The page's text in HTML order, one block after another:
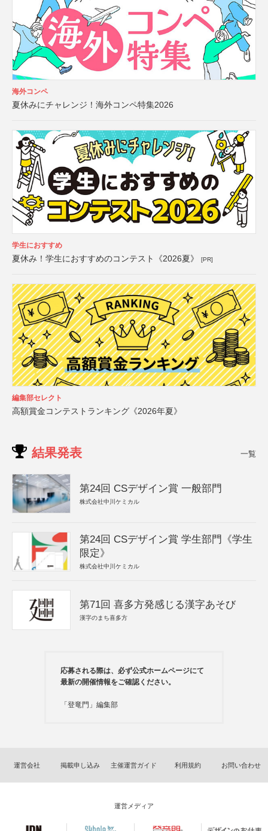
海外コンペ
夏休みにチャレンジ！海外コンペ特集2026
学生におすすめ
夏休み！学生におすすめのコンテスト《2026夏》 [PR]
編集部セレクト
高額賞金コンテストランキング《2026年夏》
結果発表 一覧
第24回 CSデザイン賞 一般部門
株式会社中川ケミカル
第24回 CSデザイン賞 学生部門《学生
限定》
株式会社中川ケミカル
第71回 喜多方発感じる漢字あそび
漢字のまち喜多方
応募される際は、必ず公式ホームページにて
最新の開催情報をご確認ください。
「登竜門」編集部
運営会社 掲載申し込み 主催運営ガイド 利用規約 お問い合わせ
運営メディア